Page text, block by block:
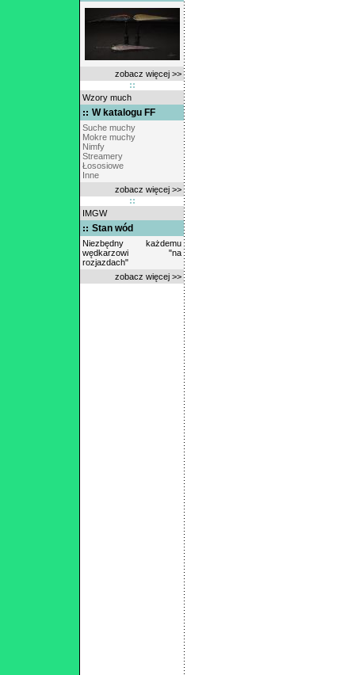
zobacz więcej >>
Wzory much
W katalogu FF
Suche muchy
Mokre muchy
Nimfy
Streamery
Łososiowe
Inne
zobacz więcej >>
IMGW
Stan wód
Niezbędny każdemu
wędkarzowi "na
rozjazdach"
zobacz więcej >>